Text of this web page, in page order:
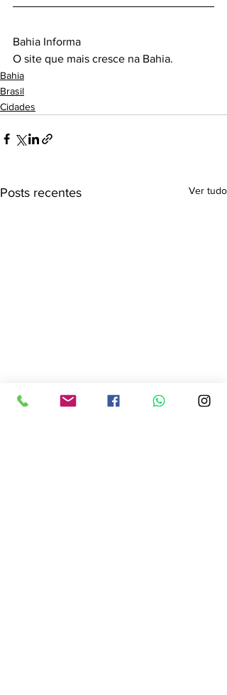
Bahia Informa
O site que mais cresce na Bahia.
Bahia
Brasil
Cidades
Posts recentes Ver tudo